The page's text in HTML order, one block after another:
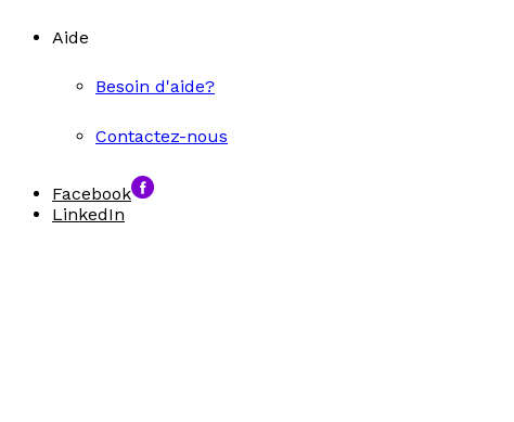
Aide
Besoin d'aide?
Contactez-nous
Facebook
LinkedIn